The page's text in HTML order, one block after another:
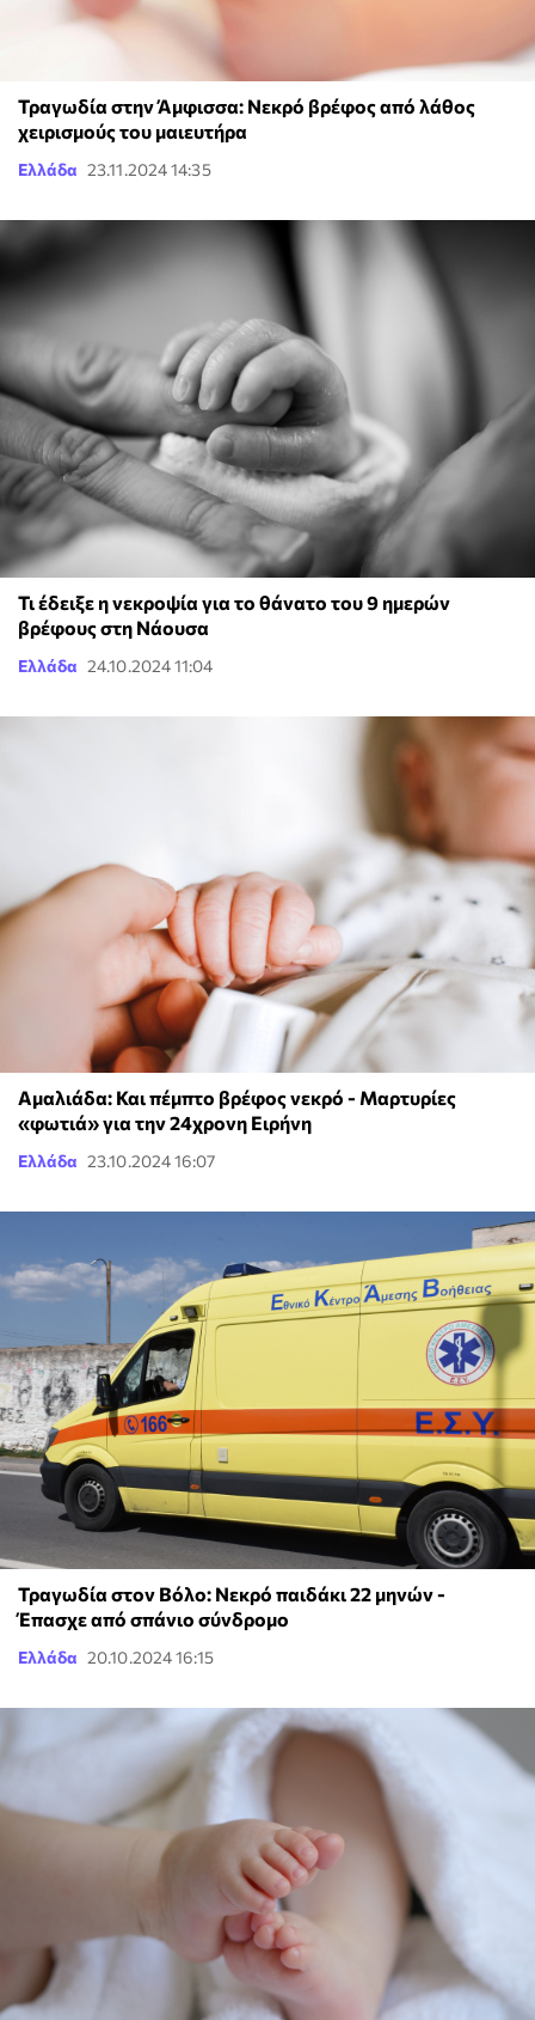
Τραγωδία στην Άμφισσα: Νεκρό βρέφος από λάθος
χειρισμούς του μαιευτήρα
Ελλάδα 23.11.2024 14:35
Τι έδειξε η νεκροψία για το θάνατο του 9 ημερών
βρέφους στη Νάουσα
Ελλάδα 24.10.2024 11:04
Αμαλιάδα: Και πέμπτο βρέφος νεκρό - Μαρτυρίες
«φωτιά» για την 24χρονη Ειρήνη
Ελλάδα 23.10.2024 16:07
Τραγωδία στον Βόλο: Νεκρό παιδάκι 22 μηνών -
Έπασχε από σπάνιο σύνδρομο
Ελλάδα 20.10.2024 16:15